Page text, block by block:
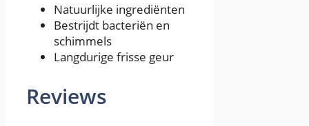
Natuurlijke ingrediënten
Bestrijdt bacteriën en
schimmels
Langdurige frisse geur
Reviews